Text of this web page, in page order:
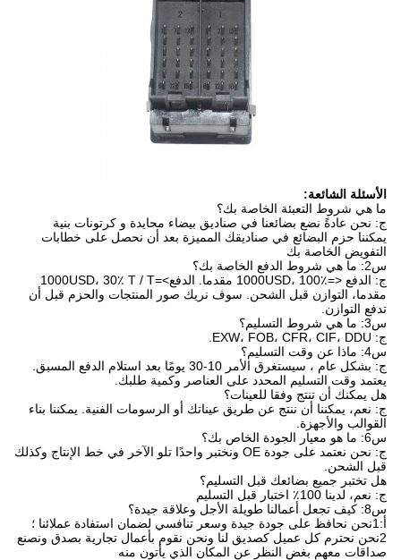
الأسئلة الشائعة:
ما هي شروط التعبئة الخاصة بك؟
ج: نحن عادةً نضع بضائعنا في صناديق بيضاء محايدة و كرتونات بنية
يمكننا حزم البضائع في صناديقك المميزة بعد أن نحصل على خطابات
التفويض الخاصة بك
س2: ما هي شروط الدفع الخاصة بك؟
ج: الدفع <=1000USD، 100٪ مقدما. الدفع>=1000USD، 30٪ T / T
مقدما، التوازن قبل الشحن. سوف نريك صور المنتجات والحزم قبل أن
تدفع التوازن.
س3: ما هي شروط التسليم؟
ج: EXW، FOB، CFR، CIF، DDU.
س4: ماذا عن وقت التسليم؟
ج: بشكل عام ، سيستغرق الأمر 10-30 يومًا بعد استلام الدفع المسبق.
يعتمد وقت التسليم المحدد على العناصر وكمية طلبك.
هل يمكنك أن تنتج وفقا للعينات؟
ج: نعم، يمكننا أن ننتج عن طريق عيناتك أو الرسومات الفنية. يمكننا بناء
القوالب والأجهزة.
س6: ما هو معيار الجودة الخاص بك؟
ج: نحن نعتمد على جودة OE ونختبر واحدًا تلو الآخر في خط الإنتاج وكذلك
قبل الشحن.
هل تختبر جميع بضائعك قبل التسليم؟
ج: نعم، لدينا 100٪ اختبار قبل التسليم
س8: كيف تجعل أعمالنا طويلة الأجل وعلاقة جيدة؟
أ:1نحن نحافظ على جودة جيدة وسعر تنافسي لضمان استفادة عملائنا ؛
2نحن نحترم كل عميل كصديق لنا ونحن نقوم بأعمال تجارية بصدق ونصنع
صداقات معهم بغض النظر عن المكان الذي يأتون منه